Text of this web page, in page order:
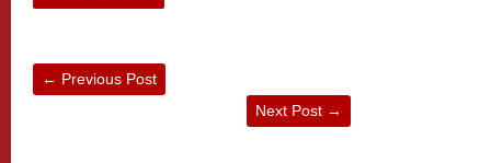
← Previous Post
Next Post →